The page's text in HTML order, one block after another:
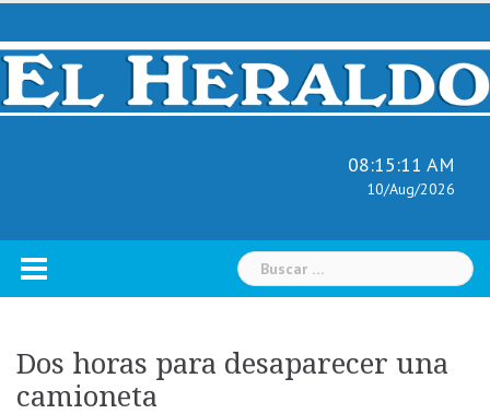
Skip
content
08:15:12 AM
10/Aug/2026
Buscar:
Dos horas para desaparecer una
camioneta